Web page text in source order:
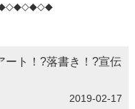
ト！?落書き！?宣伝
2019-02-17